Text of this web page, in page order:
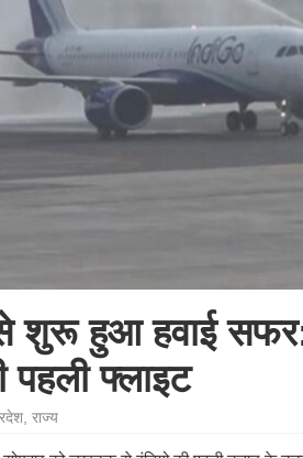
से शुरू हुआ हवाई
पहली फ्लाइट
, राज्य